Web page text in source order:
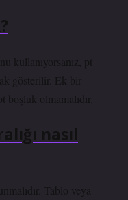
kullanıyorsanız, pt
gösterilir. Ek bir
boşluk olmamalıdır.
nasıl
Tablo veya